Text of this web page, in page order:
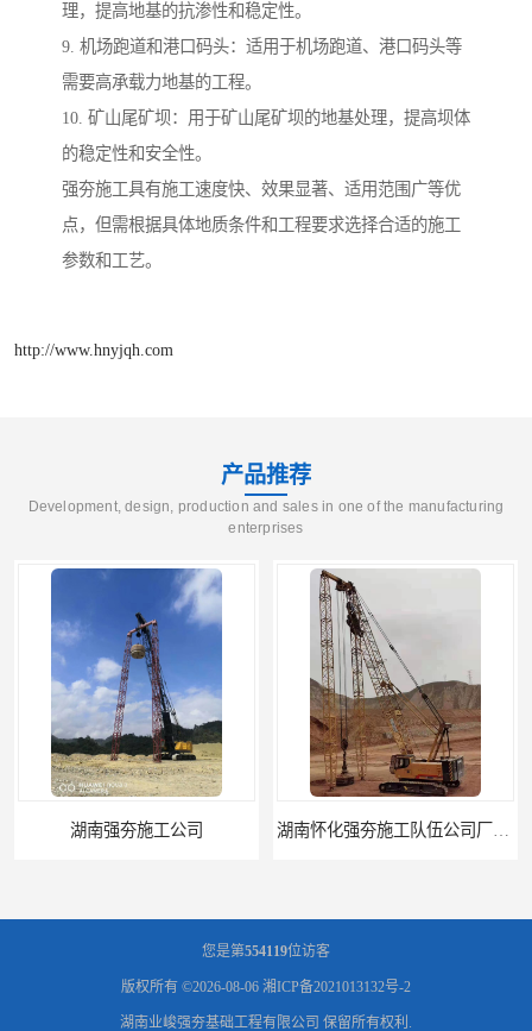
理，提高地基的抗渗性和稳定性。
9. 机场跑道和港口码头：适用于机场跑道、港口码头等
需要高承载力地基的工程。
10. 矿山尾矿坝：用于矿山尾矿坝的地基处理，提高坝体
的稳定性和安全性。
强夯施工具有施工速度快、效果显著、适用范围广等优
点，但需根据具体地质条件和工程要求选择合适的施工
参数和工艺。
http://www.hnyjqh.com
产品推荐
Development, design, production and sales in one of the manufacturing
enterprises
您是第554119位访客
版权所有 ©2026-08-06 湘ICP备2021013132号-2
湖南业峻强夯基础工程有限公司 保留所有权利.